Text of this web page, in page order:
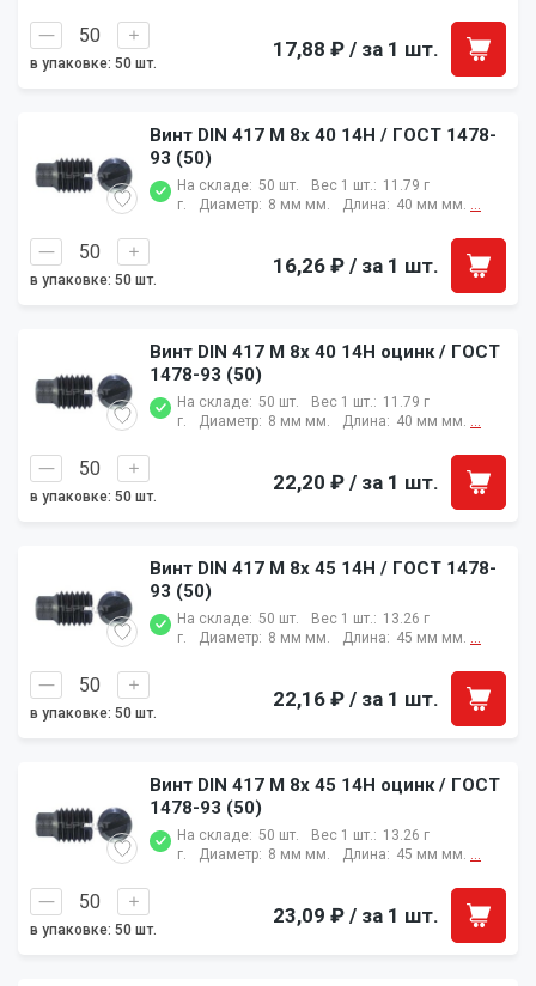
в упаковке: 50 шт.
17,88 ₽ / за 1 шт.
Винт DIN 417 M 8x 40 14H / ГОСТ 1478-
93 (50)
На складе: 50 шт. Вес 1 шт.: 11.79 г
г.
Диаметр: 8 мм мм. Длина: 40 мм мм. ...
в упаковке: 50 шт.
16,26 ₽ / за 1 шт.
Винт DIN 417 M 8x 40 14H оцинк / ГОСТ
1478-93 (50)
На складе: 50 шт. Вес 1 шт.: 11.79 г
г.
Диаметр: 8 мм мм. Длина: 40 мм мм. ...
в упаковке: 50 шт.
22,20 ₽ / за 1 шт.
Винт DIN 417 M 8x 45 14H / ГОСТ 1478-
93 (50)
На складе: 50 шт. Вес 1 шт.: 13.26 г
г.
Диаметр: 8 мм мм. Длина: 45 мм мм. ...
в упаковке: 50 шт.
22,16 ₽ / за 1 шт.
Винт DIN 417 M 8x 45 14H оцинк / ГОСТ
1478-93 (50)
На складе: 50 шт. Вес 1 шт.: 13.26 г
г.
Диаметр: 8 мм мм. Длина: 45 мм мм. ...
в упаковке: 50 шт.
23,09 ₽ / за 1 шт.